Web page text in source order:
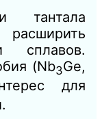
тантала
(Nb3Ge,
для